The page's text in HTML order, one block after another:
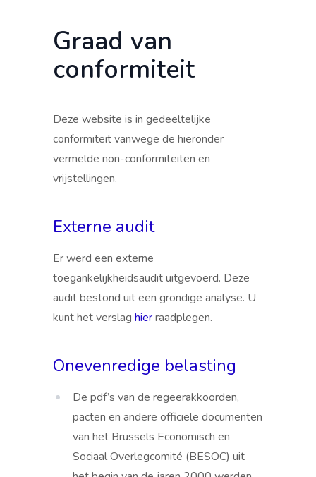
Graad van
conformiteit
Deze website is in gedeeltelijke
conformiteit vanwege de hieronder
vermelde non-conformiteiten en
vrijstellingen.
Externe audit
Er werd een externe
toegankelijkheidsaudit uitgevoerd. Deze
audit bestond uit een grondige analyse. U
kunt het verslag hierraadplegen.
Onevenredige belasting
De pdf’s van de regeerakkoorden,
pacten en andere officiële documenten
van het Brussels Economisch en
Sociaal Overlegcomité (BESOC) uit